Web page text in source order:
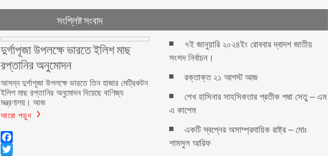
সংশ্লিষ্ট সংবাদ
দুর্গাপূজা উপলক্ষে ভারতে ইলিশ মাছ
রপ্তানির অনুমোদন
আসন্ন দুর্গাপূজা উপলক্ষে ভারতে তিন হাজার মেট্রিকটন
ইলিশ মাছ রপ্তানির অনুমোদন দিয়েছে বাণিজ্য
মন্ত্রণালয়। আজ
আরো পড়ুন
Facebook
৭ই জানুয়ারি ২০২৪ইং রোববার দ্বাদশ জাতীয়
সংসদ নির্বাচন।
রক্তাক্ত ২১ আগস্ট আজ
শেখ হাসিনার সাহসিকতার প্রতীক পদ্মা সেতু – এম
এ কাশেম
একটি স্বপ্নের অসাম্প্রদায়িক রাষ্ট্র – মোঃ
শামসুল আরিফ